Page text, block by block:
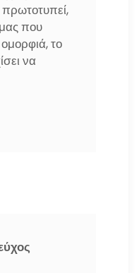
πρωτοτυπεί,
που
το
να